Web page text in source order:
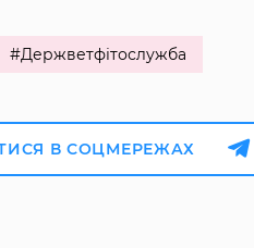
#Держветфітослужба
В СОЦМЕРЕЖАХ